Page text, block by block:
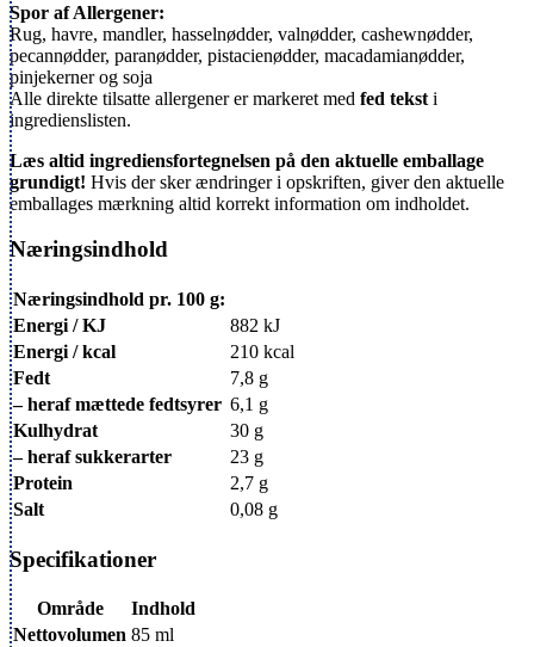
Spor af Allergener:
Rug, havre, mandler, hasselnødder, valnødder, cashewnødder,
pecannødder, paranødder, pistacienødder, macadamianødder,
pinjekerner og soja
Alle direkte tilsatte allergener er markeret med fed tekst i
ingredienslisten.
Læs altid ingrediensfortegnelsen på den aktuelle emballage
grundigt! Hvis der sker ændringer i opskriften, giver den aktuelle
emballages mærkning altid korrekt information om indholdet.
Næringsindhold
Næringsindhold pr. 100 g:
Energi / KJ
882 kJ
Energi / kcal
210 kcal
Fedt
7,8 g
– heraf mættede fedtsyrer 6,1 g
Kulhydrat
30 g
– heraf sukkerarter
23 g
Protein
2,7 g
Salt
0,08 g
Specifikationer
Område
Indhold
Nettovolumen 85 ml